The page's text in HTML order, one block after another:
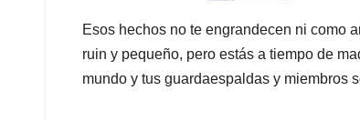
Esos hechos no te engrandecen ni como
ruin y pequeño, pero estás a tiempo de
mundo y tus guardaespaldas y miembros